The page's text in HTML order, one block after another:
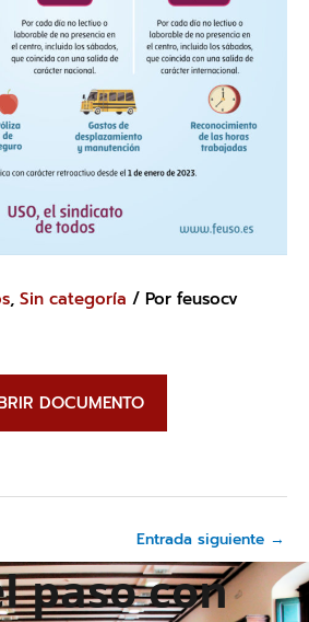
, Sin categoría / Por feusocv
DOCUMENTO
Entrada siguiente →
paso con